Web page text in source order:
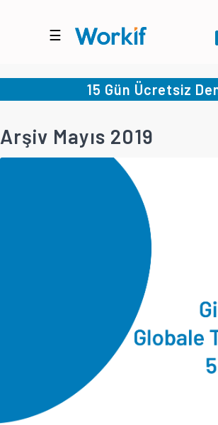
☰
15 Gün Ücretsiz
Arşiv Mayıs 2019